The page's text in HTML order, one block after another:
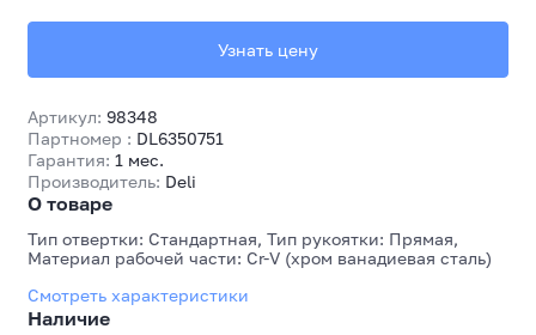
Артикул: 98348
Партномер : DL6350751
Гарантия: 1 мес.
Производитель: Deli
О товаре
Тип отвертки: Стандартная, Тип рукоятки: Прямая,
Материал рабочей части: Cr-V (хром ванадиевая сталь)
Смотреть характеристики
Наличие
Узнать цену